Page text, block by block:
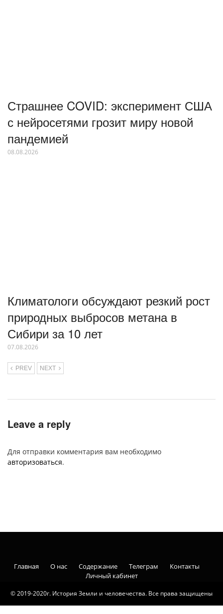
Страшнее COVID: эксперимент США
с нейросетями грозит миру новой
пандемией
08.08.2026
Климатологи обсуждают резкий рост
природных выбросов метана в
Сибири за 10 лет
07.08.2026
PREV NEXT
Leave a reply
Для отправки комментария вам необходимо
авторизоваться.
© 2019-2020г. История Земли и человечества. Все права защищены
Главная О нас Содержание Телеграм
Контакты
Личный кабинет